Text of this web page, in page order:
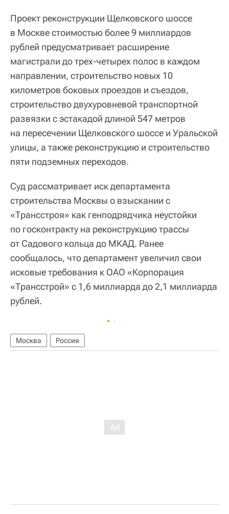
Проект реконструкции Щелковского шоссе
в Москве стоимостью более 9 миллиардов
рублей предусматривает расширение
магистрали до трех-четырех полос в каждом
направлении, строительство новых 10
километров боковых проездов и съездов,
строительство двухуровневой транспортной
развязки с эстакадой длиной 547 метров
на пересечении Щелковского шоссе и Уральской
улицы, а также реконструкцию и строительство
пяти подземных переходов.
Суд рассматривает иск департамента
строительства Москвы о взыскании с
«Трансстроя» как генподрядчика неустойки
по госконтракту на реконструкцию трассы
от Садового кольца до МКАД. Ранее
сообщалось, что департамент увеличил свои
исковые требования к ОАО «Корпорация
«Трансстрой» с 1,6 миллиарда до 2,1 миллиарда
рублей.
Москва Россия